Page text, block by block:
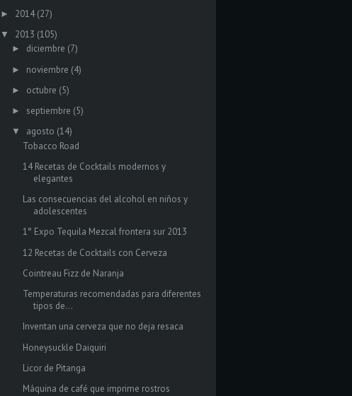
► 2014 (27)
▼ 2013 (105)
► diciembre (7)
► noviembre (4)
► octubre (5)
► septiembre (5)
▼ agosto (14)
Tobacco Road
14 Recetas de Cocktails modernos y
elegantes
Las consecuencias del alcohol en niños y
adolescentes
1° Expo Tequila Mezcal frontera sur 2013
12 Recetas de Cocktails con Cerveza
Cointreau Fizz de Naranja
Temperaturas recomendadas para diferentes
tipos de...
Inventan una cerveza que no deja resaca
Honeysuckle Daiquiri
Licor de Pitanga
Máquina de café que imprime rostros